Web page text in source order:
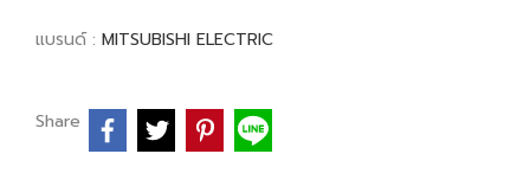
แบรนด์ : MITSUBISHI ELECTRIC
Share